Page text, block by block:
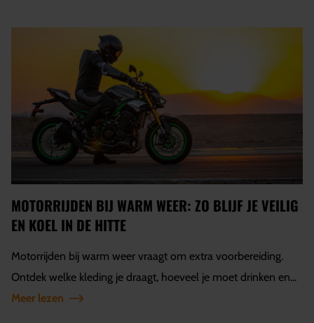
MOTORRIJDEN BIJ WARM WEER: ZO BLIJF JE VEILIG
EN KOEL IN DE HITTE
Motorrijden bij warm weer vraagt om extra voorbereiding.
Ontdek welke kleding je draagt, hoeveel je moet drinken en...
Meer lezen